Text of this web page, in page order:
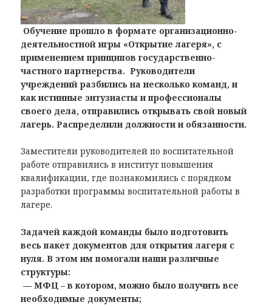
Обучение прошло в формате организационно-
деятельностной игры «Открытие лагеря», с
применением принципов государственно-
частного партнерства. Руководители
учреждений разбились на несколько команд, и
как истинные энтузиасты и профессионалы
своего дела, отправились открывать свой новый
лагерь. Распределили должности и обязанности.
Заместители руководителей по воспитательной
работе отправились в институт повышения
квалификации, где познакомились с порядком
разработки программы воспитательной работы в
лагере.
Задачей каждой команды было подготовить
весь пакет документов для открытия лагеря с
нуля. В этом им помогали наши различные
структуры:
— МФЦ – в котором, можно было получить все
необходимые документы;